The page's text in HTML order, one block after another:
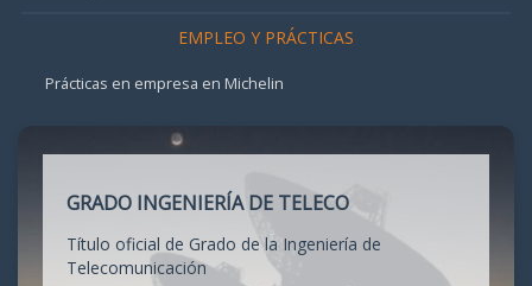
EMPLEO Y PRÁCTICAS
Prácticas en empresa en Michelin
GRADO INGENIERÍA DE TELECO
Título oficial de Grado de la Ingeniería de
Telecomunicación